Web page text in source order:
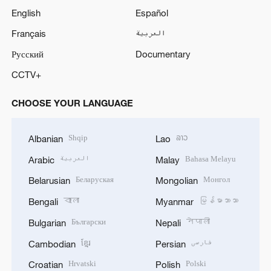
English
Español
Français
العربية
Русский
Documentary
CCTV+
CHOOSE YOUR LANGUAGE
Albanian Shqip
Arabic العربية
Belarusian Беларуская
Bengali বাংলা
Bulgarian Български
Cambodian ខ្មែរ
Croatian Hrvatski
Lao ລາວ
Malay Bahasa Melayu
Mongolian Монгол
Myanmar မြန်မာဘာသာ
Nepali नेपाली
Persian فارسی
Polish Polski